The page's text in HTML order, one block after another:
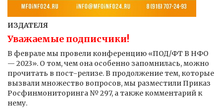
ИЗДАТЕЛЯ
Уважаемые подписчики!
В феврале мы провели конференцию «ПОД/ФТ В НФО
— 2023». О том, чем она особенно запомнилась, можно
прочитать в пост-релизе. В продолжение тем, которые
вызвали множество вопросов, мы разместили Приказ
Росфинмониторинга № 297, а также комментарий к
нему.